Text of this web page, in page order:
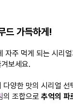
드 가득하게!
자주 먹게 되는 시리
보세요.
다양한 맛의 시리얼 선
의 조합으로 추억의 파